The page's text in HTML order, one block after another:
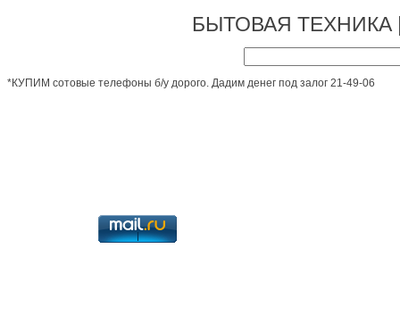
БЫТОВАЯ ТЕХНИКА
*КУПИМ сотовые телефоны б/у дорого. Дадим денег под залог 21-49-06